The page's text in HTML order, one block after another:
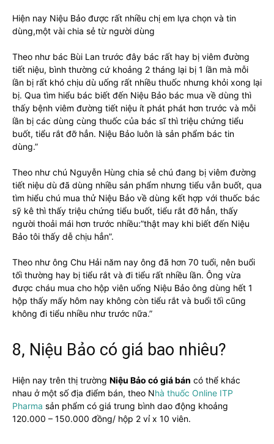
Hiện nay Niệu Bảo được rất nhiều chị em lựa chọn và tin
dùng,một vài chia sẻ từ người dùng
Theo như bác Bùi Lan trước đây bác rất hay bị viêm đường
tiết niệu, bình thường cứ khoảng 2 tháng lại bị 1 lần mà mỗi
lần bị rất khó chịu dù uống rất nhiều thuốc nhưng khỏi xong lại
bị. Qua tìm hiểu bác biết đến Niệu Bảo bác mua về dùng thì
thấy bệnh viêm đường tiết niệu ít phát phát hơn trước và mỗi
lần bị các dùng cùng thuốc của bác sĩ thì triệu chứng tiểu
buốt, tiểu rắt đỡ hẳn. Niệu Bảo luôn là sản phẩm bác tin
dùng.”
Theo như chú Nguyễn Hùng chia sẻ chú đang bị viêm đường
tiết niệu dù đã dùng nhiều sản phẩm nhưng tiểu vẫn buốt, qua
tìm hiểu chú mua thử Niệu Bảo về dùng kết hợp với thuốc bác
sỹ kê thì thấy triệu chứng tiểu buốt, tiểu rắt đỡ hẳn, thấy
người thoải mái hơn trước nhiều:”thật may khi biết đến Niệu
Bảo tôi thấy dễ chịu hẳn”.
Theo như ông Chu Hải năm nay ông đã hơn 70 tuổi, nên buổi
tối thường hay bị tiểu rắt và đi tiểu rất nhiều lần. Ông vừa
được cháu mua cho hộp viên uống Niệu Bảo ông dùng hết 1
hộp thấy mấy hôm nay không còn tiểu rắt và buổi tối cũng
không đi tiểu nhiều như trước nữa.”
8, Niệu Bảo có giá bao nhiêu?
Hiện nay trên thị trường Niệu Bảo có giá bán có thể khác
nhau ở một số địa điểm bán, theo Nhà thuốc Online ITP
Pharma sản phẩm có giá trung bình dao động khoảng
120.000 – 150.000 đồng/ hộp 2 vỉ x 10 viên.